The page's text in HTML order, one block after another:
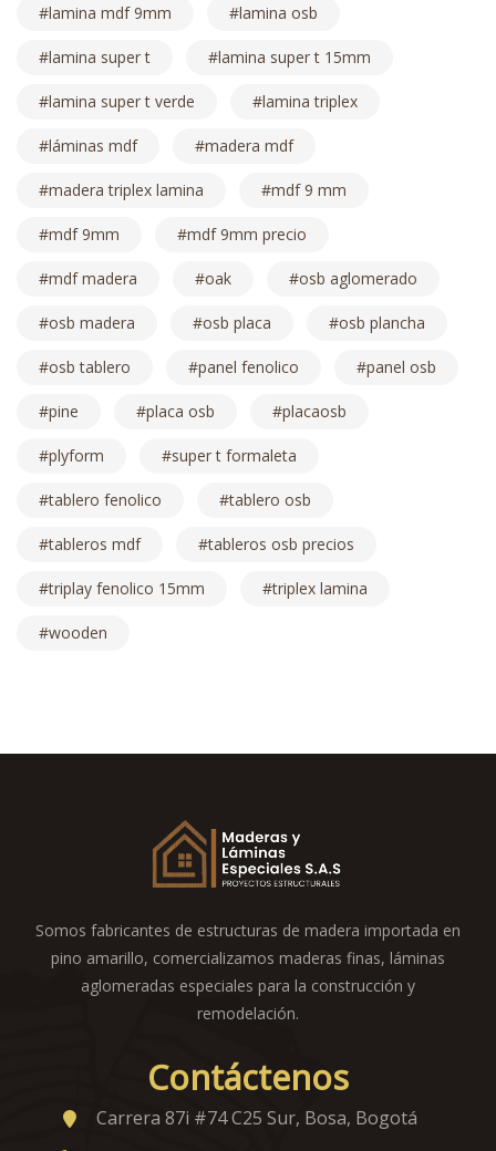
lamina mdf 9mm lamina osb
lamina super t lamina super t 15mm
lamina super t verde lamina triplex
láminas mdf madera mdf
madera triplex lamina mdf 9 mm
mdf 9mm mdf 9mm precio
mdf madera oak osb aglomerado
osb madera osb placa osb plancha
osb tablero panel fenolico panel osb
pine placa osb placaosb
plyform super t formaleta
tablero fenolico tablero osb
tableros mdf tableros osb precios
triplay fenolico 15mm triplex lamina
wooden
Somos fabricantes de estructuras de madera importada en
pino amarillo, comercializamos maderas finas, láminas
aglomeradas especiales para la construcción y
remodelación.
Contáctenos
Carrera 87i #74 C25 Sur, Bosa, Bogotá